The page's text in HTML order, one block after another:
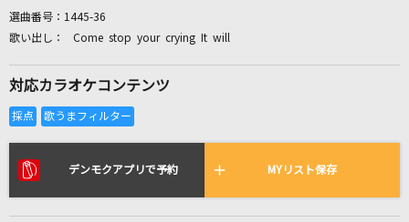
カラオケリクエスト
リアルタイムで歌われている曲の一覧
[生音]恋しさと せつなさと 心強さと(ストリー
選曲番号： 1445-36
Come stop your crying It will
対応カラオケコンテンツ
デンモクアプリで予約 MYリスト保存